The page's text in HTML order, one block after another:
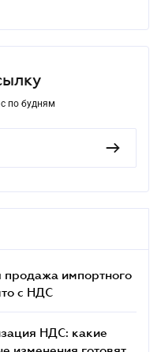
по будням
импортного
c НДС
НДС: какие